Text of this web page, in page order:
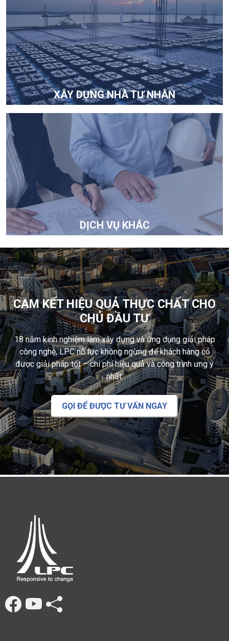
XÂY DỰNG NHÀ TƯ NHÂN
DỊCH VỤ KHÁC
CAM KẾT HIỆU QUẢ THỰC CHẤT CHO
CHỦ ĐẦU TƯ
18 năm kinh nghiệm làm xây dựng và ứng dụng giải pháp
công nghệ, LPC nỗ lực không ngừng để khách hàng có
được giải pháp tốt – chi phí hiệu quả và công trình ưng ý
nhất.
GỌI ĐỂ ĐƯỢC TƯ VẤN NGAY